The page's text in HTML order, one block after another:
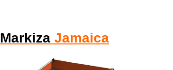
Markiza Jamaica